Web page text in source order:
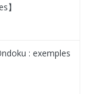
】
: exemples